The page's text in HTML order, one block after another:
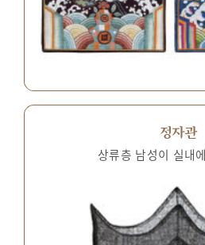
정자관
상류층 남성이 실내